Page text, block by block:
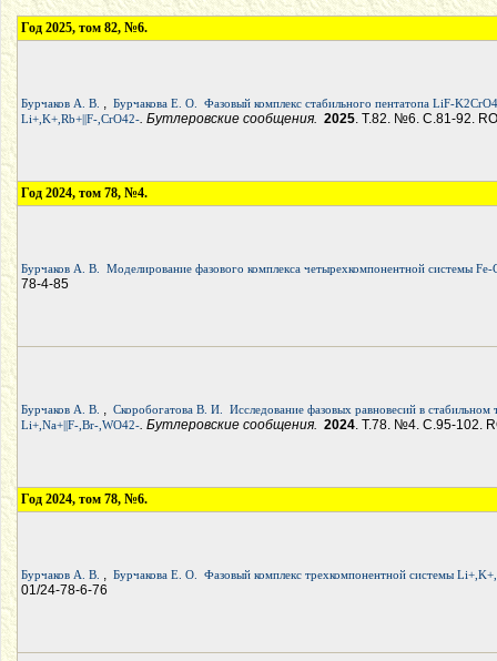
Год 2025, том 82, №6.
Бурчаков А. В. Бурчакова Е. О.
Фазовый комплекс стабильного пентатопа LiF-
Li+,K+,Rb+||F-,CrO42- . Бутлеровские сообщения. 2025 . Т.82. №6. С.81-92.
Год 2024, том 78, №4.
Бурчаков А. В. Моделирование фазового комплекса четырехкомпонентной системы
78-4-85
Бурчаков А. В. Скоробогатова В. И.
Исследование фазовых равновесий в
Li+,Na+||F-,Br-,WO42- . Бутлеровские сообщения. 2024 . Т.78. №4. С.95-102.
Год 2024, том 78, №6.
Бурчаков А. В. Бурчакова Е. О. Фазовый комплекс трехкомпонентной системы
01/24-78-6-76